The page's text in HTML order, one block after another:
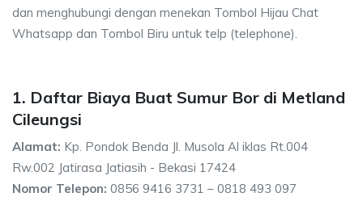
dan menghubungi dengan menekan Tombol Hijau Chat
Whatsapp dan Tombol Biru untuk telp (telephone).
1. Daftar Biaya Buat Sumur Bor di Metland
Cileungsi
Alamat: Kp. Pondok Benda Jl. Musola Al iklas Rt.004
Rw.002 Jatirasa Jatiasih - Bekasi 17424
Nomor Telepon: 0856 9416 3731 – 0818 493 097